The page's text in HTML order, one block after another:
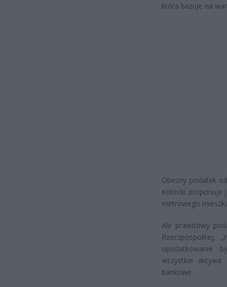
która bazuje na
Obecny podatek
Kotecki proponuje
metrowego
Ale prawdziwy
Rzeczpospolitej,
opodatkowanie
wszystkie
bankowe.